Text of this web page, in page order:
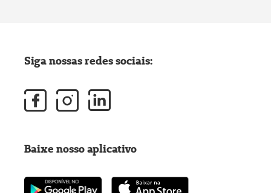
Siga nossas redes sociais:
Baixe nosso aplicativo